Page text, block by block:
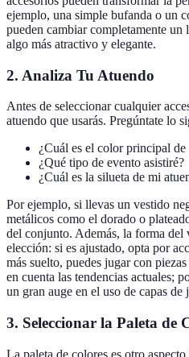
ejemplo, una simple bufanda o un
pueden cambiar completamente
algo más atractivo y elegante.
2. Analiza Tu Atuendo
Antes de seleccionar cualquier
atuendo que usarás. Pregúntate lo
¿Cuál es el color principal de
¿Qué tipo de evento asistiré?
¿Cuál es la silueta de mi
Por ejemplo, si llevas un vestido
metálicos como el dorado o
del conjunto. Además, la forma del
elección: si es ajustado, opta por
más suelto, puedes jugar con
en cuenta las tendencias actuales;
un gran auge en el uso de capas de
3. Seleccionar la Paleta de
La paleta de colores es otro